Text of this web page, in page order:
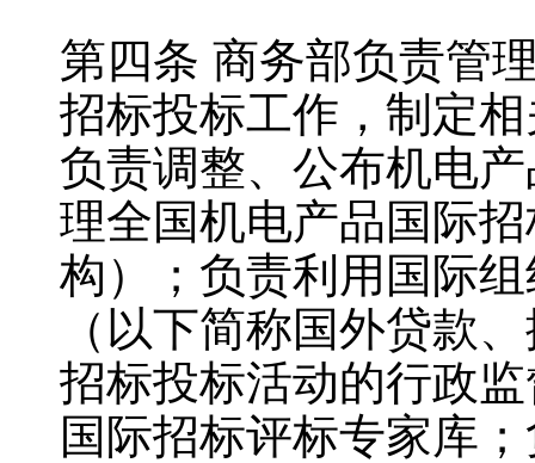
第四条 商务部负责管
招标投标工作，制定
负责调整、公布机电
理全国机电产品国际
构）；负责利用国际
（以下简称国外贷款
招标投标活动的行政
国际招标评标专家库